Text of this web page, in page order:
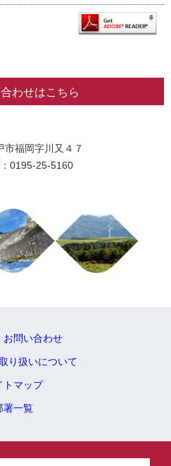
わせはこちら
福岡字川又４７
0195-25-5160
お問い合わせ
り扱いについて
トマップ
署一覧